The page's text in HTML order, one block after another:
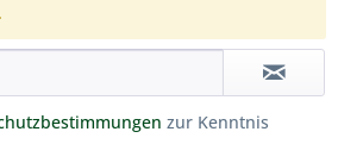
zur Kenntnis